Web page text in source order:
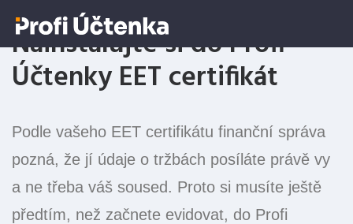
Nainstalujte si do Profi
Účtenky EET certifikát
Podle vašeho EET certifikátu finanční správa
pozná, že jí údaje o tržbách posíláte právě vy
a ne třeba váš soused. Proto si musíte ještě
předtím, než začnete evidovat, do Profi